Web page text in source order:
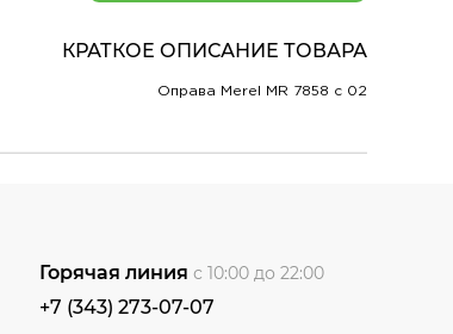
КРАТКОЕ ОПИСАНИЕ ТОВАРА
Оправа Merel MR 7858 с 02
Горячая линия с 10:00 до 22:00
+7 (343) 273-07-07